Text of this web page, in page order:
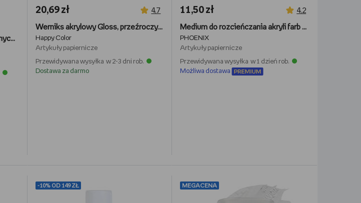
Olej Lniany Medium do Farb Olejnych Phoenix 75 ml Oil Medium
20,69 zł 4,7
Werniks akrylowy Gloss, przeźroczysty, 75 ml
Happy Color
Artykuły papiernicze
Przewidywana wysyłka w 2-3 dni rob.
Dostawa za darmo
11,50 zł 4,2
Medium do rozcieńczania akryli farb akrylowych Phoenix 75 ml
PHOENIX
Artykuły papiernicze
Przewidywana wysyłka w 1 dzień rob.
Możliwa dostawa
-10% OD 149 ZŁ MEGACENA